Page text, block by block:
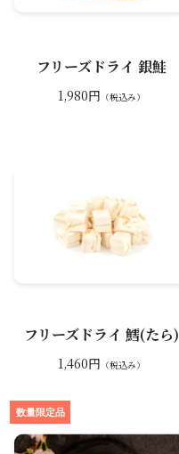
フリーズドライ 銀鮭
1,980円 （税込み）
フリーズドライ 鱈(たら)
1,460円 （税込み）